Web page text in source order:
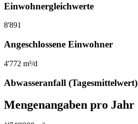
Einwohnergleichwerte
8'891
Angeschlossene Einwohner
4'772 m³/d
Abwasseranfall (Tagesmittelwert)
Mengenangaben pro Jahr